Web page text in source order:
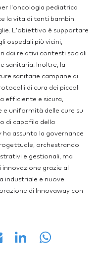
l'oncologia pediatrica
la vita di tanti bambini
L'obiettivo è supportare
ospedali più vicini,
dai relativi contesti sociali
sanitaria. Inoltre, la
sanitarie campane di
di cura dei piccoli
efficiente e sicura,
e uniformità delle cure su
di capofila della
assunto la governance
orchestrando
e gestionali, ma
grazie al
industriale e nuove
di Innovaway con